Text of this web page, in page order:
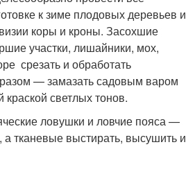
к зиме плодовых деревьев и
коры и кроны. Засохшие
участки, лишайники, мох,
срезать и обработать
— замазать садовым варом
светлых тонов.
ловушки и ловчие пояса —
тканевые выстирать, высушить и